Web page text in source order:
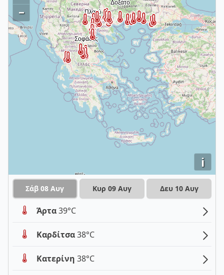
i
–
Σάβ 08 Αυγ Κυρ 09 Αυγ Δευ 10 Αυγ
Άρτα39°C
Καρδίτσα38°C
Κατερίνη 38°C